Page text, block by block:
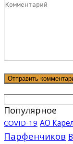
Популярное
COVID-19 АО
Парфенчиков